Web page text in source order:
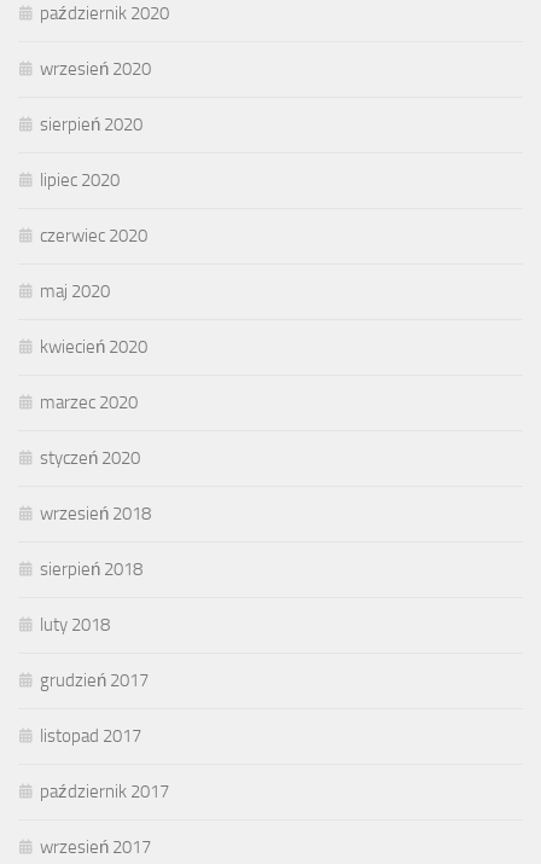
październik 2020
wrzesień 2020
sierpień 2020
lipiec 2020
czerwiec 2020
maj 2020
kwiecień 2020
marzec 2020
styczeń 2020
wrzesień 2018
sierpień 2018
luty 2018
grudzień 2017
listopad 2017
październik 2017
wrzesień 2017